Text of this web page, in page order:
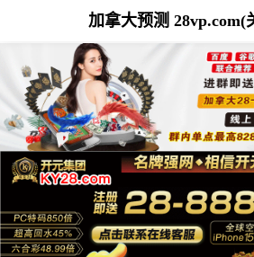
加拿大预测 28vp.com(